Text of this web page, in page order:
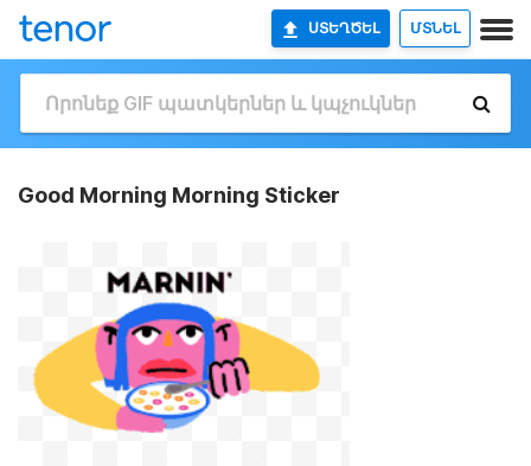
ՍՏԵՂԾԵԼ ՄՏՆԵԼ
Good Morning Morning Sticker